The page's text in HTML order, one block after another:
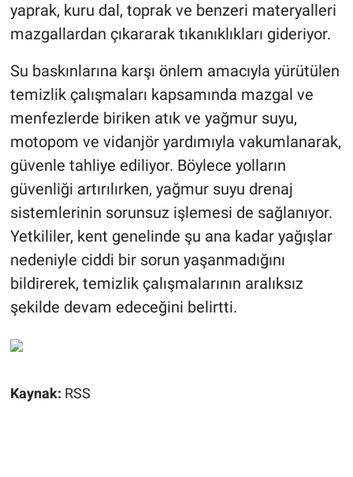
yaprak, kuru dal, toprak ve benzeri materyalleri
mazgallardan çıkararak tıkanıklıkları gideriyor.
Su baskınlarına karşı önlem amacıyla yürütülen
temizlik çalışmaları kapsamında mazgal ve
menfezlerde biriken atık ve yağmur suyu,
motopom ve vidanjör yardımıyla vakumlanarak,
güvenle tahliye ediliyor. Böylece yolların
güvenliği artırılırken, yağmur suyu drenaj
sistemlerinin sorunsuz işlemesi de sağlanıyor.
Yetkililer, kent genelinde şu ana kadar yağışlar
nedeniyle ciddi bir sorun yaşanmadığını
bildirerek, temizlik çalışmalarının aralıksız
şekilde devam edeceğini belirtti.
Kaynak: RSS